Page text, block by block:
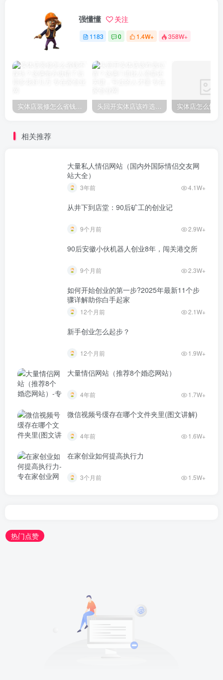
强懂懂 关注
1183 0 1.4W+ 358W+
实体店装修怎么省钱不踩坑？这俩地方做错了后期多花好几万 头回开实体店该咋选位置？这俩门道比人流量还关键，亏过的人才懂
相关推荐
大量私人情侣网站（国内外国际情侣交友网
站大全）
3年前 4.1W+
从井下到店堂：90后矿工的创业记
9个月前 2.9W+
90后安徽小伙机器人创业8年，闯关港交所
9个月前 2.3W+
如何开始创业的第一步?2025年最新11个步
骤详解助你白手起家
12个月前 2.1W+
新手创业怎么起步？
12个月前 1.9W+
大量情侣网站（推荐8个婚恋网站）
4年前 1.7W+
微信视频号缓存在哪个文件夹里(图文讲解)
4年前 1.6W+
在家创业如何提高执行力
3个月前 1.5W+
热门点赞